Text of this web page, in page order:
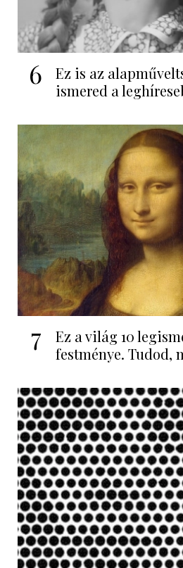
6
Ez is az
ismered a
7
Ez a világ 10
festménye. Tudod,